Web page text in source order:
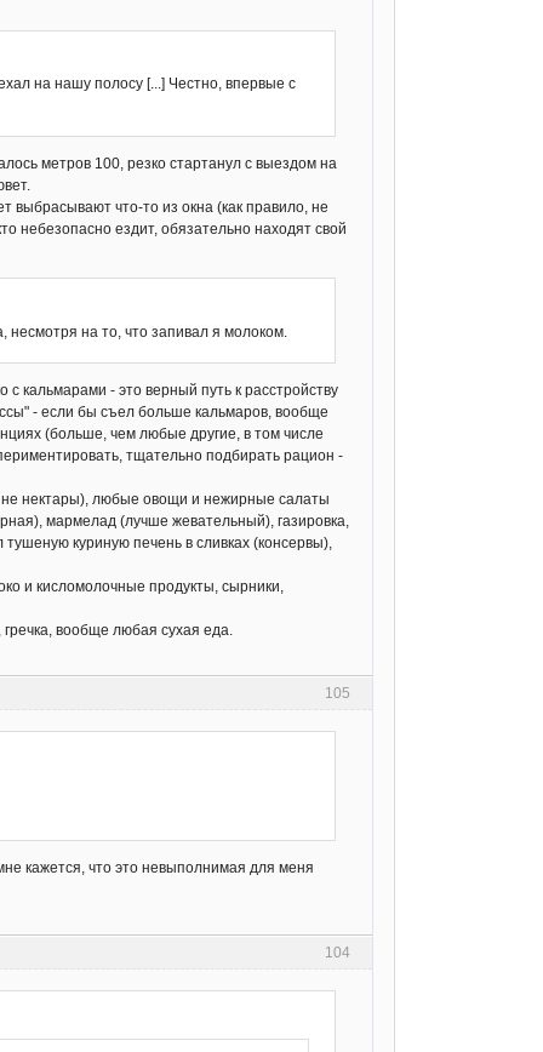
на нашу полосу [...] Честно, впервые с
метров 100, резко стартанул с выездом на
выбрасывают что-то из окна (как правило, не
небезопасно ездит, обязательно находят свой
на то, что запивал я молоком.
кальмарами - это верный путь к расстройству
- если бы съел больше кальмаров, вообще
(больше, чем любые другие, в том числе
тщательно подбирать рацион -
не нектары), любые овощи и нежирные салаты
мармелад (лучше жевательный), газировка,
куриную печень в сливках (консервы),
и кисломолочные продукты, сырники,
вообще любая сухая еда.
105
кажется, что это невыполнимая для меня
104